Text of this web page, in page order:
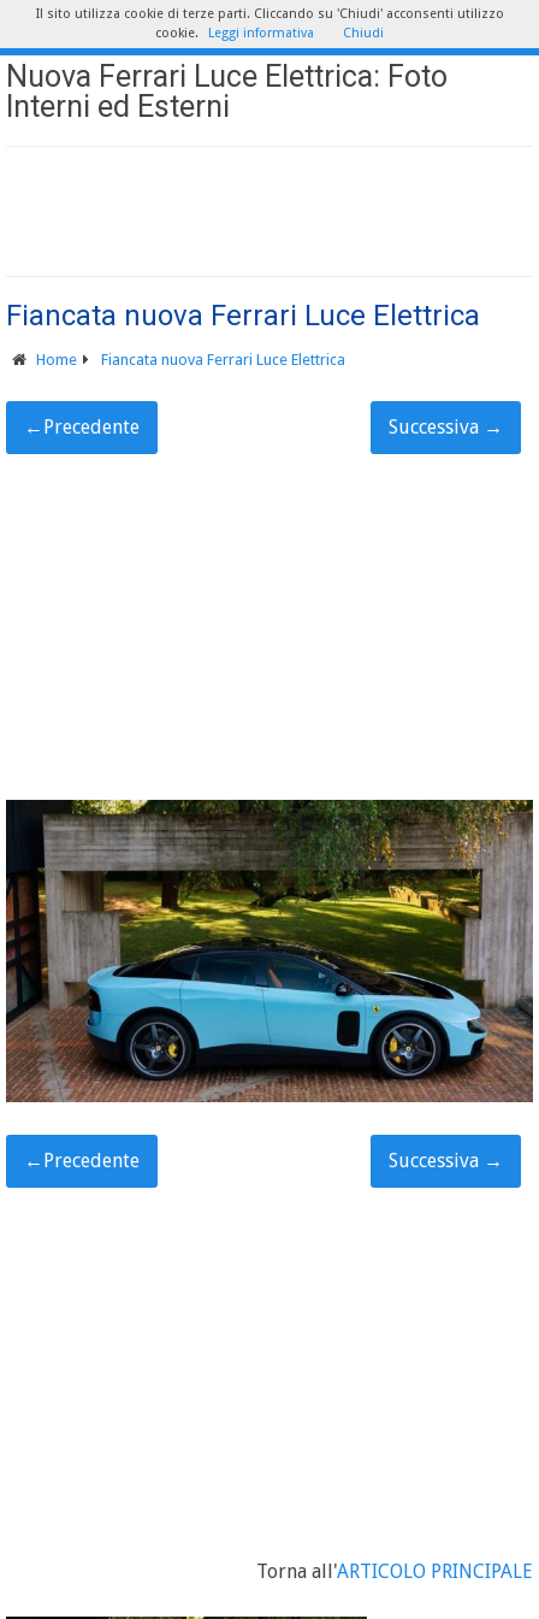
Nuova Ferrari Luce Elettrica: Foto
Interni ed Esterni
Fiancata nuova Ferrari Luce Elettrica
Home Fiancata nuova Ferrari Luce Elettrica
← Precedente Successiva →
← Precedente Successiva →
Torna all'ARTICOLO PRINCIPALE
Il sito utilizza cookie di terze parti. Cliccando su 'Chiudi' acconsenti utilizzo
cookie.
Leggi informativa Chiudi